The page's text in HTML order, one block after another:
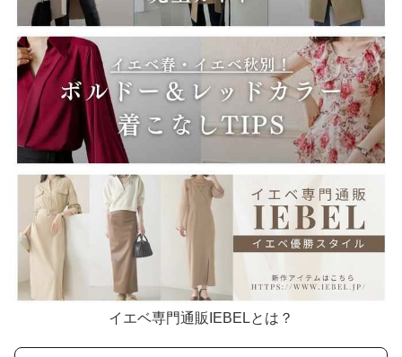
イエベ専門通販IEBELとは？